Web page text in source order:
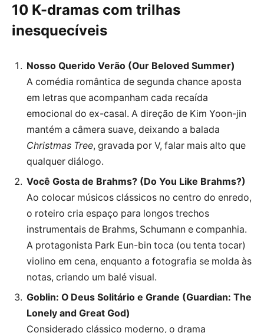
10 K-dramas com trilhas
inesquecíveis
Nosso Querido Verão (Our Beloved Summer)
A comédia romântica de segunda chance aposta
em letras que acompanham cada recaída
emocional do ex-casal. A direção de Kim Yoon-jin
mantém a câmera suave, deixando a balada
Christmas Tree, gravada por V, falar mais alto que
qualquer diálogo.
Você Gosta de Brahms? (Do You Like Brahms?)
Ao colocar músicos clássicos no centro do enredo,
o roteiro cria espaço para longos trechos
instrumentais de Brahms, Schumann e companhia.
A protagonista Park Eun-bin toca (ou tenta tocar)
violino em cena, enquanto a fotografia se molda às
notas, criando um balé visual.
Goblin: O Deus Solitário e Grande (Guardian: The
Lonely and Great God)
Considerado clássico moderno, o drama